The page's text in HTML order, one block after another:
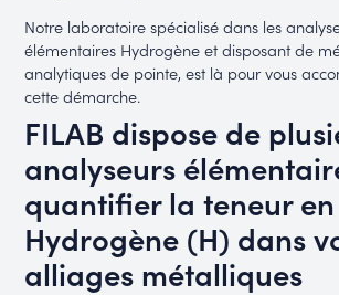
Notre laboratoire spécialisé dans les
élémentaires Hydrogène et disposant de
analytiques de pointe, est là pour vous
cette démarche.
FILAB dispose de
analyseurs
quantifier la teneur en
Hydrogène (H) dans
alliages métalliques